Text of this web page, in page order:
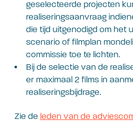
geselecteerde projecten
realiseringsaanvraag
die tijd uitgenodigd om het
scenario of filmplan
commissie toe te lichten.
Bij de selectie van de
er maximaal 2 films in
realiseringsbijdrage.
Zie de leden van de